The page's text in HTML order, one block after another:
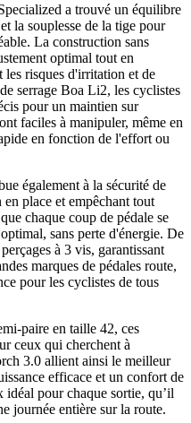
a trouvé un équilibre
la souplesse de la tige pour
La construction sans
optimal tout en
risques d'irritation et de
serrage Boa Li2, les cyclistes
pour un maintien sur
faciles à manipuler, même en
en fonction de l'effort ou
également à la sécurité de
place et empêchant tout
chaque coup de pédale se
sans perte d'énergie. De
à 3 vis, garantissant
marques de pédales route,
pour les cyclistes de tous
paire en taille 42, ces
ceux qui cherchent à
3.0 allient ainsi le meilleur
efficace et un confort de
idéal pour chaque sortie, qu’il
journée entière sur la route.